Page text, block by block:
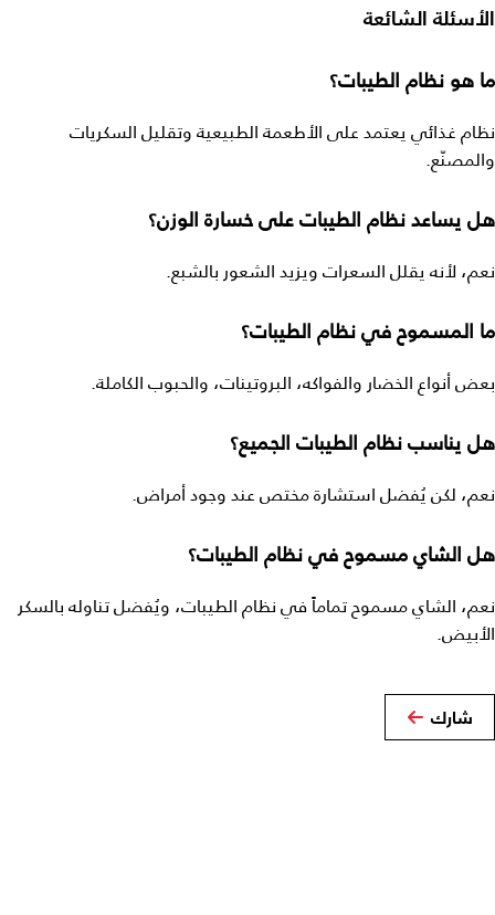
الأسئلة الشائعة
ما هو نظام الطيبات؟
نظام غذائي يعتمد على الأطعمة الطبيعية وتقليل السكريات
والمصنّع.
هل يساعد نظام الطيبات على خسارة الوزن؟
نعم، لأنه يقلل السعرات ويزيد الشعور بالشبع.
ما المسموح في نظام الطيبات؟
بعض أنواع الخضار والفواكه، البروتينات، والحبوب الكاملة.
هل يناسب نظام الطيبات الجميع؟
نعم، لكن يُفضل استشارة مختص عند وجود أمراض.
هل الشاي مسموح في نظام الطيبات؟
نعم، الشاي مسموح تماماً في نظام الطيبات، ويُفضل تناوله بالسكر
الأبيض.
شارك